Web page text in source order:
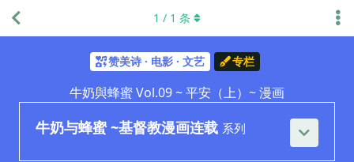
赞美诗 · 电影 · 文艺 专栏
牛奶與蜂蜜 Vol.09 ~ 平安（上）~ 漫画
牛奶与蜂蜜 ~基督教漫画连载 系列
1 / 1 条